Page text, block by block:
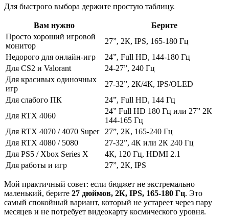
Для быстрого выбора держите простую таблицу.
Вам нужно
Берите
Просто хороший игровой
монитор
27”, 2К, IPS, 165-180 Гц
Недорого для онлайн-игр
24”, Full HD, 144-180 Гц
Для CS2 и Valorant
24-27”, 240 Гц
Для красивых одиночных
игр
27-32”, 2К/4К, IPS/OLED
Для слабого ПК
24”, Full HD, 144 Гц
Для RTX 4060
24” Full HD 180 Гц или 27” 2К
144-165 Гц
Для RTX 4070 / 4070 Super
27”, 2К, 165-240 Гц
Для RTX 4080 / 5080
27-32”, 4К или 2К 240 Гц
Для PS5 / Xbox Series X
4К, 120 Гц, HDMI 2.1
Для работы и игр
27”, 2К, IPS
Мой практичный совет: если бюджет не экстремально
маленький, берите 27 дюймов, 2К, IPS, 165-180 Гц. Это
самый спокойный вариант, который не устареет через пару
месяцев и не потребует видеокарту космического уровня.